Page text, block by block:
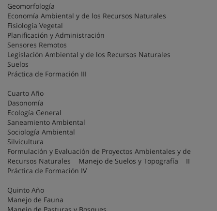
Geomorfología
Economía Ambiental y de los Recursos Naturales
Fisiología Vegetal
Planificación y Administración
Sensores Remotos
Legislación Ambiental y de los Recursos Naturales
Suelos
Práctica de Formación III
Cuarto Año
Dasonomía
Ecología General
Saneamiento Ambiental
Sociología Ambiental
Silvicultura
Formulación y Evaluación de Proyectos Ambientales y de
Recursos Naturales Manejo de Suelos y Topografía II
Práctica de Formación IV
Quinto Año
Manejo de Fauna